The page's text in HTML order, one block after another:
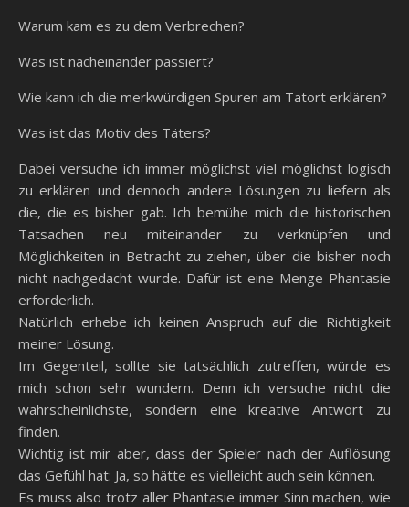
Warum kam es zu dem Verbrechen?
Was ist nacheinander passiert?
Wie kann ich die merkwürdigen Spuren am Tatort erklären?
Was ist das Motiv des Täters?
Dabei versuche ich immer möglichst viel möglichst logisch
zu erklären und dennoch andere Lösungen zu liefern als
die, die es bisher gab. Ich bemühe mich die historischen
Tatsachen neu miteinander zu verknüpfen und
Möglichkeiten in Betracht zu ziehen, über die bisher noch
nicht nachgedacht wurde. Dafür ist eine Menge Phantasie
erforderlich.
Natürlich erhebe ich keinen Anspruch auf die Richtigkeit
meiner Lösung.
Im Gegenteil, sollte sie tatsächlich zutreffen, würde es
mich schon sehr wundern. Denn ich versuche nicht die
wahrscheinlichste, sondern eine kreative Antwort zu
finden.
Wichtig ist mir aber, dass der Spieler nach der Auflösung
das Gefühl hat: Ja, so hätte es vielleicht auch sein können.
Es muss also trotz aller Phantasie immer Sinn machen, wie